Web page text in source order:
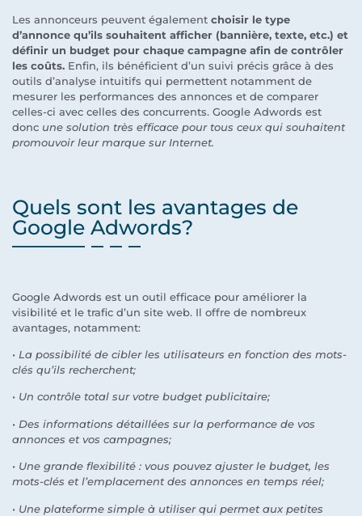
Les annonceurs peuvent également choisir le type
d’annonce qu’ils souhaitent afficher (bannière, texte, etc.) et
définir un budget pour chaque campagne afin de contrôler
les coûts. Enfin, ils bénéficient d’un suivi précis grâce à des
outils d’analyse intuitifs qui permettent notamment de
mesurer les performances des annonces et de comparer
celles-ci avec celles des concurrents. Google Adwords est
donc une solution très efficace pour tous ceux qui souhaitent
promouvoir leur marque sur Internet.
Quels sont les avantages de
Google Adwords?
Google Adwords est un outil efficace pour améliorer la
visibilité et le trafic d’un site web. Il offre de nombreux
avantages, notamment:
• La possibilité de cibler les utilisateurs en fonction des mots-
clés qu’ils recherchent;
• Un contrôle total sur votre budget publicitaire;
• Des informations détaillées sur la performance de vos
annonces et vos campagnes;
• Une grande flexibilité : vous pouvez ajuster le budget, les
mots-clés et l’emplacement des annonces en temps réel;
• Une plateforme simple à utiliser qui permet aux petites